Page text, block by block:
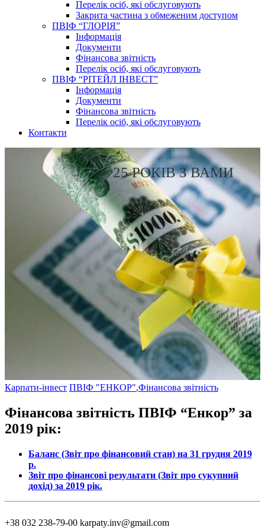
Перелік осіб, які обслуговують
Закрита частина з обмеженим доступом
ПВІФ “ГЛОРІЯ”
Інформація
Документи
Фінансова звітність
Перелік осіб, які обслуговують
ПВІФ “РІТЕЙЛ ІНВЕСТ”
Інформація
Документи
Фінансова звітність
Перелік осіб, які обслуговують
Контакти
25 РОКІВ З ВАМИ
Карпати-інвест ПВІФ "ЕНКОР",Фінансова звітність
Фінансова звітність ПВІФ “Енкор” за
2019 рік:
Баланс (Звіт про фінансовий стан) на 31 грудня 2019
р.
Звіт про фінансові результати (Звіт про сукупний
дохід) за 2019 рік.
+38 032 238-79-00 karpaty.inv@gmail.com